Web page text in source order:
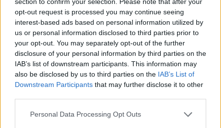
opt-out request is processed you may continue seeing
interest-based ads based on personal information utilized by
us or personal information disclosed to third parties prior to
your opt-out. You may separately opt-out of the further
disclosure of your personal information by third parties on the
IAB’s list of downstream participants. This information may
also be disclosed by us to third parties on the IAB’s List of
Downstream Participants that may further disclose it to other
Please note that this website/app uses one or more Google
Personal Data Processing Opt Outs
15:29
Na nézzük, mi a helyet: Kubica 10 másodperccel
vezet Estre előtt, aki újabb kilenccel a most sokat bukó Fuoco
előtt.
15:27
gyorshajtása nagyon sokba kerül. Massonék, a VDS Panis